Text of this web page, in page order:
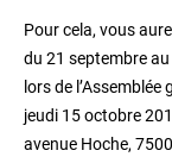
Pour cela, vous
du 21 septembre
lors de
jeudi 15 octobre
avenue Hoche,